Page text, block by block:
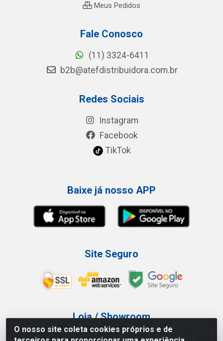
O nosso site coleta cookies próprios e de
Meus Pedidos
Fale Conosco
(11) 3324-6411
b2b@atefdistribuidora.com.br
Redes Sociais
Instagram
Facebook
TikTok
Baixe já nosso APP
Site Seguro
Loja / Showroom
Tel.: (11) 3227-0546